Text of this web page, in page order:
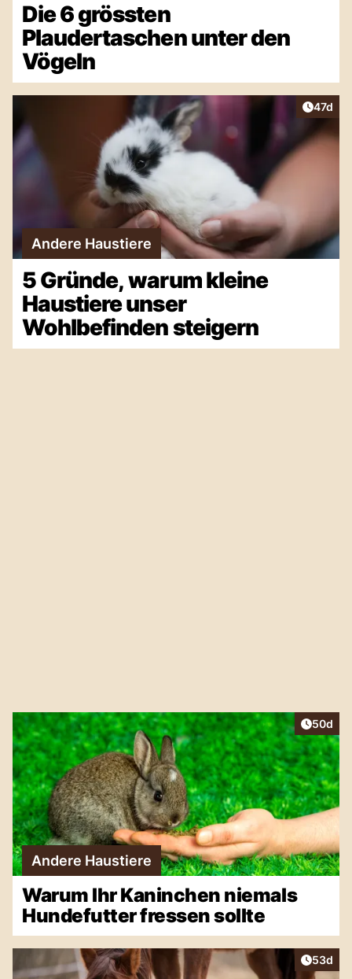
Die 6 grössten
Plaudertaschen unter den
Vögeln
Artikel
47d
Andere Haustiere
5 Gründe, warum kleine
Haustiere unser
Wohlbefinden steigern
Artikel
50d
Andere Haustiere
Warum Ihr Kaninchen niemals
Hundefutter fressen sollte
Artikel
53d